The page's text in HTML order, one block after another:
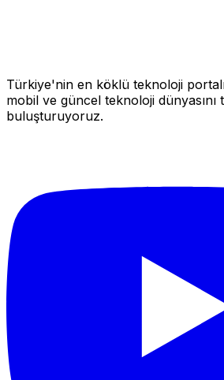
Türkiye'nin en köklü teknoloji
mobil ve güncel teknoloji dünyasını
buluşturuyoruz.